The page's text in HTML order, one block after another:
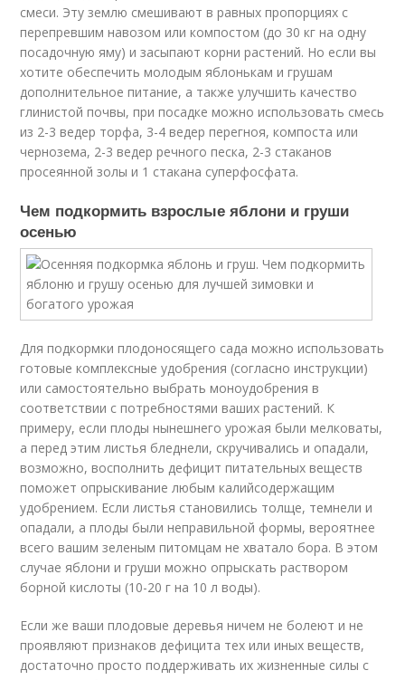
смеси. Эту землю смешивают в равных пропорциях с
перепревшим навозом или компостом (до 30 кг на одну
посадочную яму) и засыпают корни растений. Но если вы
хотите обеспечить молодым яблонькам и грушам
дополнительное питание, а также улучшить качество
глинистой почвы, при посадке можно использовать смесь
из 2-3 ведер торфа, 3-4 ведер перегноя, компоста или
чернозема, 2-3 ведер речного песка, 2-3 стаканов
просеянной золы и 1 стакана суперфосфата.
Чем подкормить взрослые яблони и груши
осенью
Для подкормки плодоносящего сада можно использовать
готовые комплексные удобрения (согласно инструкции)
или самостоятельно выбрать моноудобрения в
соответствии с потребностями ваших растений. К
примеру, если плоды нынешнего урожая были мелковаты,
а перед этим листья бледнели, скручивались и опадали,
возможно, восполнить дефицит питательных веществ
поможет опрыскивание любым калийсодержащим
удобрением. Если листья становились толще, темнели и
опадали, а плоды были неправильной формы, вероятнее
всего вашим зеленым питомцам не хватало бора. В этом
случае яблони и груши можно опрыскать раствором
борной кислоты (10-20 г на 10 л воды).
Если же ваши плодовые деревья ничем не болеют и не
проявляют признаков дефицита тех или иных веществ,
достаточно просто поддерживать их жизненные силы с